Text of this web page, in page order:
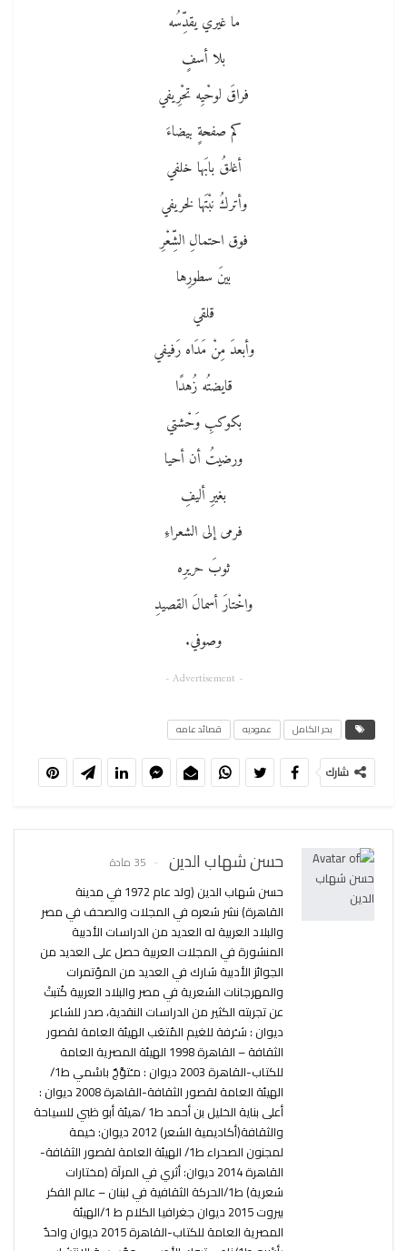
ما غيري يقدِّسُه
بلا أسفٍ
فراقَ لوحْيِه تحْرِيفي
كم صفحةٍ بيضاءَ
أغلقُ بابَها خلفي
وأتركُ نبْتَها لخريفي
فوق احتمالِ الشِّعْرِ
بينَ سطورِها
قلقي
وأبعدَ مِنْ مَدَاه رَفيفي
قايضتُه زُهدًا
بكوكبِ وَحْشتي
ورضيتُ أن أحيا
بغيرِ أليفِ
فرمى إلى الشعراءِ
ثوبَ حريرِه
واخْتارَ أسمالَ القصيدِ
وصوفي.
- Advertisement -
بحر الكامل عموديه قصائد عامه
شارك
حسن شهاب الدين 35 مادة
حسن شهاب الدين (ولد عام 1972 في مدينة
القاهرة) نشر شعره في المجلات والصحف في مصر
والبلاد العربية له العديد من الدراسات الأدبية
المنشورة في المجلات العربية حصل على العديد من
الجوائز الأدبية شارك في العديد من المؤتمرات
والمهرجانات الشعرية في مصر والبلاد العربية كُتبتْ
عن تجربته الكثير من الدراسات النقدية، صدر للشاعر
ديوان : شـُرفة للغيم المُتعَب الهيئة العامة لقصور
الثقافة – القاهرة 1998 الهيئة المصرية العامة
للكتاب-القاهرة 2003 ديوان : مـُتوَّجٌ باسْمي ط1/
الهيئة العامة لقصور الثقافة-القاهرة 2008 ديوان :
أعلى بناية الخليل بن أحمد ط1 /هيئة أبو ظبي للسياحة
والثقافة(أكاديمية الشعر) 2012 ديوان: خيمة
لمجنون الصحراء ط1/ الهيئة العامة لقصور الثقافة-
القاهرة 2014 ديوان: أثري في المرآة (مختارات
شعرية) ط1/الحركة الثقافية في لبنان – عالم الفكر
بيروت 2015 ديوان جغرافيا الكلام ط 1/الهيئة
المصرية العامة للكتاب-القاهرة 2015 ديوان واحدٌ